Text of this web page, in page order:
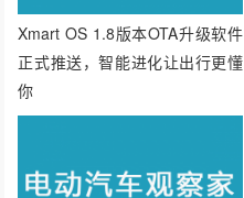
Xmart OS 1.8版本OTA升级软件
正式推送，智能进化让出行更懂
你